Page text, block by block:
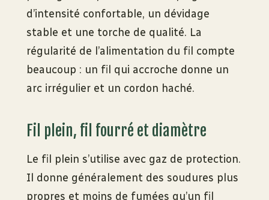
d’intensité confortable, un dévidage
stable et une torche de qualité. La
régularité de l’alimentation du fil compte
beaucoup : un fil qui accroche donne un
arc irrégulier et un cordon haché.
Fil plein, fil fourré et diamètre
Le fil plein s’utilise avec gaz de protection.
Il donne généralement des soudures plus
propres et moins de fumées qu’un fil